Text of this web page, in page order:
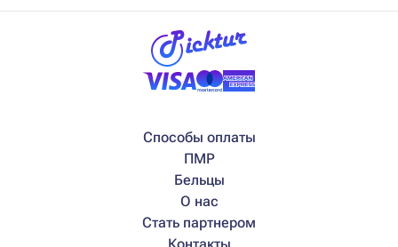
Способы оплаты
ПМР
Бельцы
О нас
Стать партнером